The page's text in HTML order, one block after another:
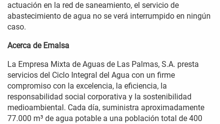
actuación en la red de saneamiento, el servicio de
abastecimiento de agua no se verá interrumpido en ningún
caso.
Acerca de Emalsa
La Empresa Mixta de Aguas de Las Palmas, S.A. presta
servicios del Ciclo Integral del Agua con un firme
compromiso con la excelencia, la eficiencia, la
responsabilidad social corporativa y la sostenibilidad
medioambiental. Cada día, suministra aproximadamente
77.000 m³ de agua potable a una población total de 400